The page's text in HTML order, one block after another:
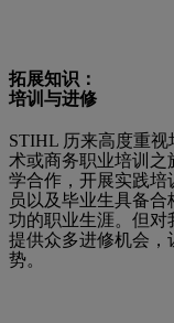
拓展知识：
培训与进修
STIHL 历来高度重
术或商务职业培训之
学合作，开展实践培
员以及毕业生具备
功的职业生涯。但对
提供众多进修机会，
势。